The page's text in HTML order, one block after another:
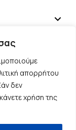
απορρήτου
δεν
χρήση της